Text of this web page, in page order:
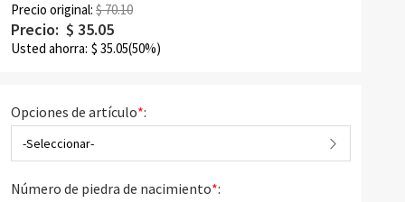
Precio original: $ 70.10
Precio: $ 35.05
Usted ahorra: $ 35.05(50%)
Opciones de artículo*:
-Seleccionar-
Número de piedra de nacimiento*: